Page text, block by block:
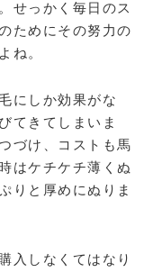
せっかく毎日のス
ためにその努力の
ね。
にしか効果がな
てきてしまいま
づけ、コストも馬
はケチケチ薄くぬ
りと厚めにぬりま
入しなくてはなり